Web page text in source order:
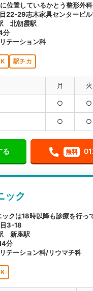
位置しているかとう整形外
22-29志木家具センタービル
北朝霞駅
分
テーション科
駅チカ
月 火
○ ○
○ ○
る 無料
ック
クは18時以降も診療を行っ
3-18
新座駅
分
テーション科/リウマチ科